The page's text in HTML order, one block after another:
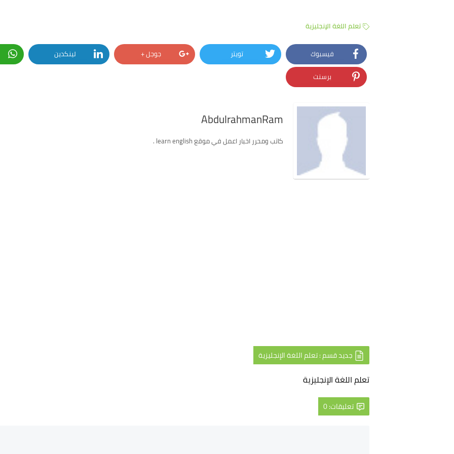
تعلم اللغة الإنجليزية
فيسبوك تويتر جوجل + لينكدين
برسنت
AbdulrahmanRam
كاتب ومحرر اخبار اعمل في موقع learn english .
جديد قسم : تعلم اللغة الإنجليزية
تعلم اللغة الإنجليزية
تعليقات: 0